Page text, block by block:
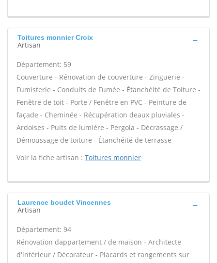
Toitures monnier Croix
Artisan
Département: 59
Couverture - Rénovation de couverture - Zinguerie -
Fumisterie - Conduits de Fumée - Étanchéité de Toiture -
Fenêtre de toit - Porte / Fenêtre en PVC - Peinture de
façade - Cheminée - Récupération deaux pluviales -
Ardoises - Puits de lumière - Pergola - Décrassage /
Démoussage de toiture - Étanchéité de terrasse -
Voir la fiche artisan : Toitures monnier
Laurence boudet Vincennes
Artisan
Département: 94
Rénovation dappartement / de maison - Architecte
d'intérieur / Décorateur - Placards et rangements sur